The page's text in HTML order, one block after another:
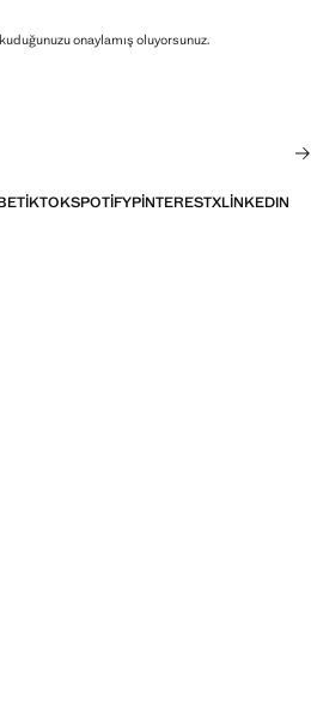
onaylamış oluyorsunuz.
TIKTOKSPOTIFYPINTERESTXLINKEDIN